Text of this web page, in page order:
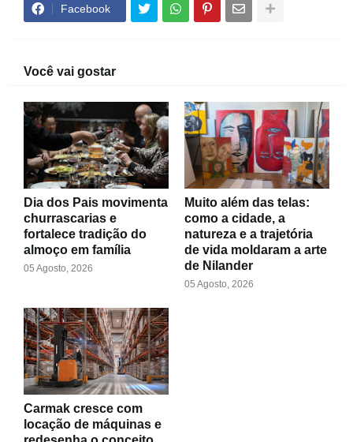
Facebook
Você vai gostar
Dia dos Pais movimenta
churrascarias e
fortalece tradição do
almoço em família
05 Agosto, 2026
Muito além das telas:
como a cidade, a
natureza e a trajetória
de vida moldaram a arte
de Nilander
05 Agosto, 2026
Carmak cresce com
locação de máquinas e